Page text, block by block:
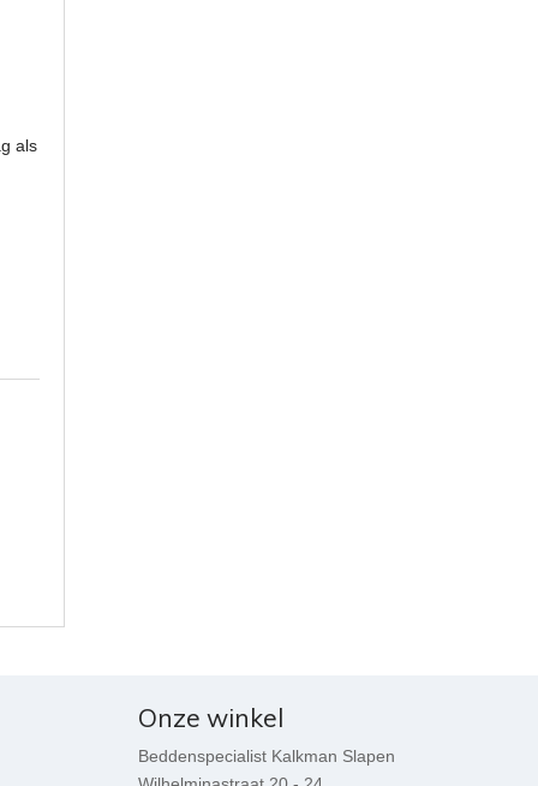
als
Onze winkel
Beddenspecialist Kalkman Slapen